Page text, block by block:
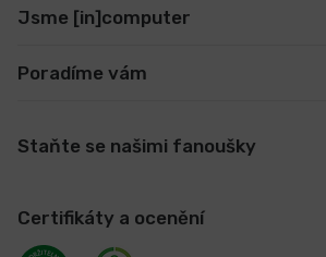
Jsme [in]computer
Poradíme vám
Staňte se našimi fanoušky
Certifikáty a ocenění